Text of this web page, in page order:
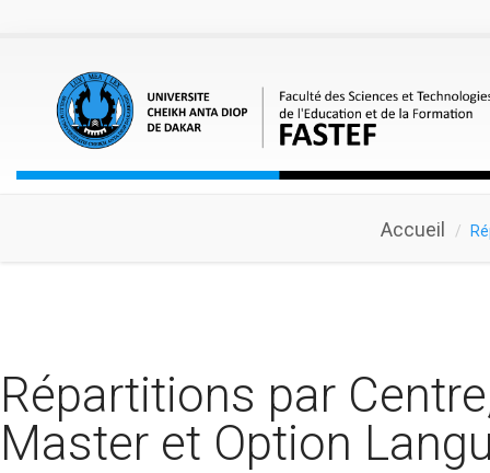
Accueil
Répartitions par
Master et Option